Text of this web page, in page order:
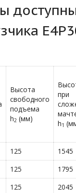
Высота
свободного
подъема
h2 (мм)
при
h1
125 1545
125 1795
125 2045